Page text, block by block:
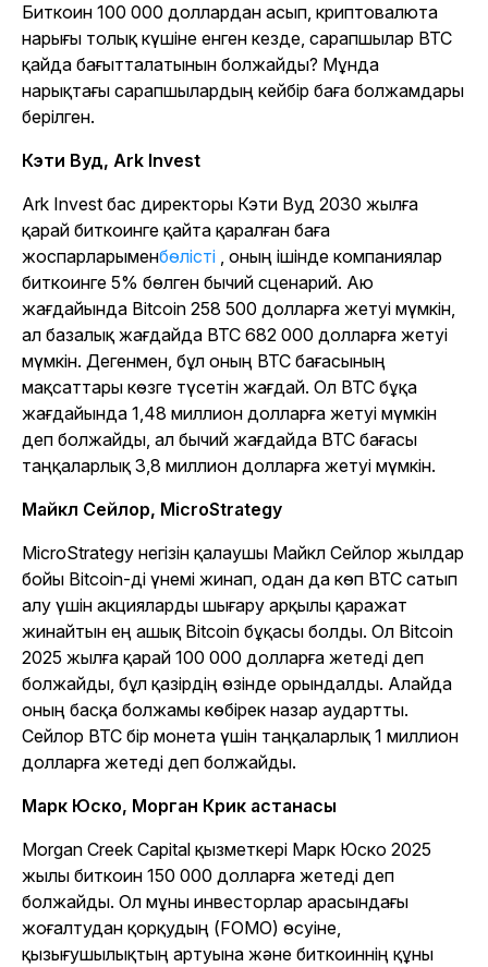
Биткоин 100 000 доллардан асып, криптовалюта
нарығы толық күшіне енген кезде, сарапшылар BTC
қайда бағытталатынын болжайды? Мұнда
нарықтағы сарапшылардың кейбір баға болжамдары
берілген.
Кэти Вуд, Ark Invest
Ark Invest бас директоры Кэти Вуд 2030 жылға
қарай биткоинге қайта қаралған баға
жоспарларыменбөлісті , оның ішінде компаниялар
биткоинге 5% бөлген бычий сценарий. Аю
жағдайында Bitcoin 258 500 долларға жетуі мүмкін,
ал базалық жағдайда BTC 682 000 долларға жетуі
мүмкін. Дегенмен, бұл оның BTC бағасының
мақсаттары көзге түсетін жағдай. Ол BTC бұқа
жағдайында 1,48 миллион долларға жетуі мүмкін
деп болжайды, ал бычий жағдайда BTC бағасы
таңқаларлық 3,8 миллион долларға жетуі мүмкін.
Майкл Сейлор, MicroStrategy
MicroStrategy негізін қалаушы Майкл Сейлор жылдар
бойы Bitcoin-ді үнемі жинап, одан да көп BTC сатып
алу үшін акцияларды шығару арқылы қаражат
жинайтын ең ашық Bitcoin бұқасы болды. Ол Bitcoin
2025 жылға қарай 100 000 долларға жетеді деп
болжайды, бұл қазірдің өзінде орындалды. Алайда
оның басқа болжамы көбірек назар аудартты.
Сейлор BTC бір монета үшін таңқаларлық 1 миллион
долларға жетеді деп болжайды.
Марк Юско, Морган Крик астанасы
Morgan Creek Capital қызметкері Марк Юско 2025
жылы биткоин 150 000 долларға жетеді деп
болжайды. Ол мұны инвесторлар арасындағы
жоғалтудан қорқудың (FOMO) өсуіне,
қызығушылықтың артуына және биткоиннің құны